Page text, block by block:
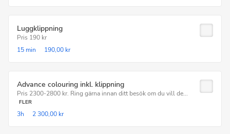
Luggklippning
Pris 190 kr
15 min
190,00 kr
Advance colouring inkl. klippning
Pris 2300-2800 kr. Ring gärna innan ditt besök om du vill de...
FLER
3h 2 300,00 kr